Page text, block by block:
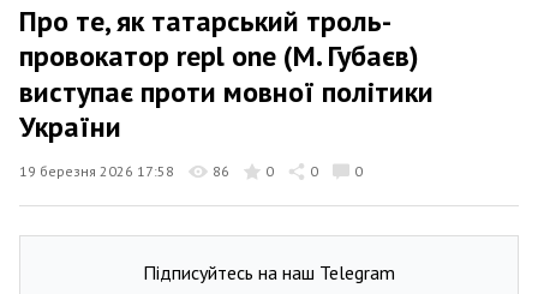
Про те, як татарський троль-
провокатор repl one (М. Губаєв)
виступає проти мовної політики
України
19 березня 2026 17:58 86 0 0 0
Підписуйтесь на наш Telegram